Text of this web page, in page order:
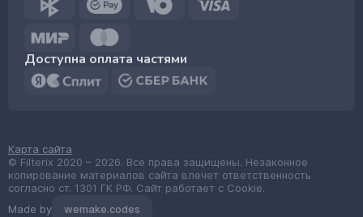
Доступна оплата частями
© Filterix 2020 – 2026. Все права защищены. Незаконное
копирование материалов сайта влечет ответственность
согласно ст. 1301 ГК РФ. Сайт работает с Cookie.
Карта сайта
Made by wemake.codes